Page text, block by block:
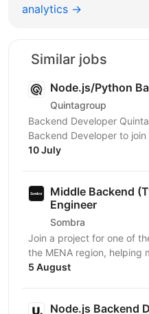
analytics →
Similar jobs
Node.js/Python
Quintagroup
Backend Developer Quintagroup is looking for a
Backend Developer to
working in solar energy
10 July
Middle Backend
Engineer
Sombra
Join a project for one of
the MENA region, helping
one of the most important
5 August
Node.js Backend